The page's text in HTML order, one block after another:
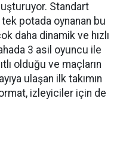
Standart
tek potada oynanan bu
daha dinamik ve hızlı
3 asil oyuncu ile
olduğu ve maçların
ulaşan ilk takımın
izleyiciler için de